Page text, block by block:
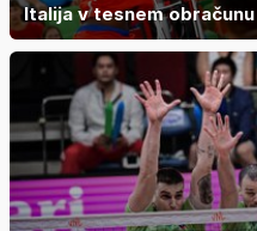
Italija v tesnem